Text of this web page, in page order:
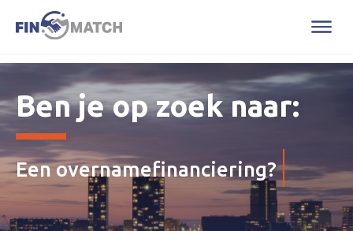
Ben je op zoek naar:
Een overnamefinanciering?